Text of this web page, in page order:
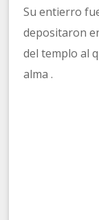
Su entierro
depositaron
del templo al
alma .